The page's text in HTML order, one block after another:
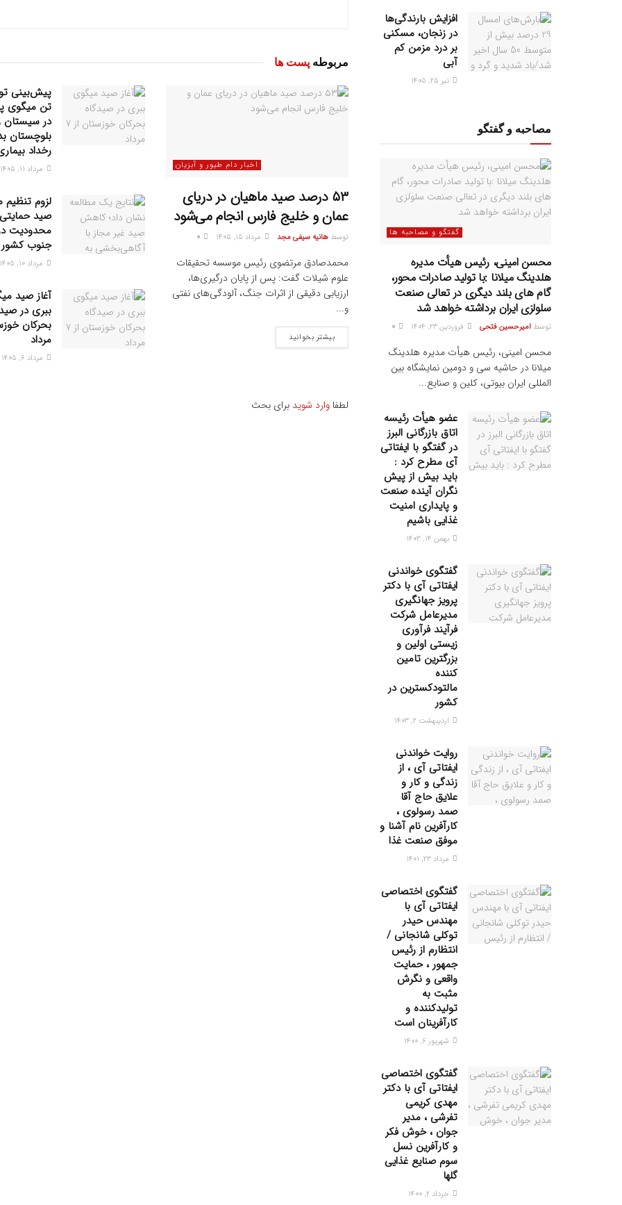
مربوطه پست ها
اخبار دام طیور و آبزیان
۵۳ درصد صید ماهیان در دریای
عمان و خلیج فارس انجام می‌شود
توسط هانیه سیفی مجد مرداد ۱۵, ۱۴۰۵ 0
محمدصادق مرتضوی رئیس موسسه تحقیقات
علوم شیلات گفت: پس از پایان درگیری‌ها،
ارزیابی دقیقی از اثرات جنگ، آلودگی‌های نفتی
و...
بیشتر بخوانید
تن میگوی
در سیستان
بلوچستان
رخداد
مرداد ۱۱, ۱۴۰۵
لزوم تنظیم
صید
محدودیت‌
جنوب کشور
مرداد ۱۰, ۱۴۰۵
آغاز صید
ببری در
مرداد
مرداد ۶, ۱۴۰۵
لطفاوارد شوید برای بحث
افزایش بارندگی‌ها
در زنجان، مسکنی
بر درد مزمن کم
آبی
تیر ۲۵, ۱۴۰۵
مصاحبه و گفتگو
گفتگو و مصاحبه ها
محسن امینی، رئیس هیأت مدیره
هلدینگ میلانا :با تولید صادرات محور،
گام های بلند دیگری در تعالی صنعت
سلولزی ایران برداشته خواهد شد
توسط امیرحسین فتحی فروردین ۲۳, ۱۴۰۴
محسن امینی، رئیس هیأت مدیره هلدینگ
میلانا در حاشیه سی و دومین نمایشگاه بین
المللی ایران بیوتی، کلین و صنایع...
عضو هیأت رئیسه
اتاق بازرگانی البرز
در گفتگو با ایفتاتی
آی مطرح کرد :
باید بیش از پیش
نگران آینده صنعت
و پایداری امنیت
غذایی باشیم
بهمن ۱۴, ۱۴۰۳
گفتگوی خواندنی
ایفتاتی آی با دکتر
پرویز جهانگیری
مدیرعامل شرکت
فرآیند فرآوری
زیستی اولین و
بزرگترین تامین
کننده
مالتودکسترین در
کشور
اردیبهشت ۲, ۱۴۰۳
روایت خواندنی
ایفتاتی آی ، از
زندگی و کار و
علایق حاج آقا
صمد رسولوی ،
کارآفرین نام آشنا و
موفق صنعت غذا
مرداد ۲۳, ۱۴۰۱
گفتگوی اختصاصی
ایفتاتی آی با
مهندس حیدر
توکلی شانجانی /
انتظارم از رئیس
جمهور ، حمایت
واقعی و نگرش
مثبت به
تولیدکننده و
کارآفرینان است
شهریور ۶, ۱۴۰۰
گفتگوی اختصاصی
ایفتاتی آی با دکتر
مهدی کریمی
تفرشی ، مدیر
جوان ، خوش فکر
و کارآفرین نسل
سوم صنایع غذایی
گلها
خرداد ۲, ۱۴۰۰